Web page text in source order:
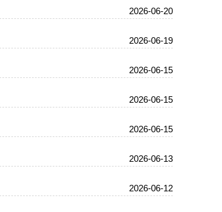
2026-06-20
2026-06-19
2026-06-15
2026-06-15
2026-06-15
2026-06-13
2026-06-12